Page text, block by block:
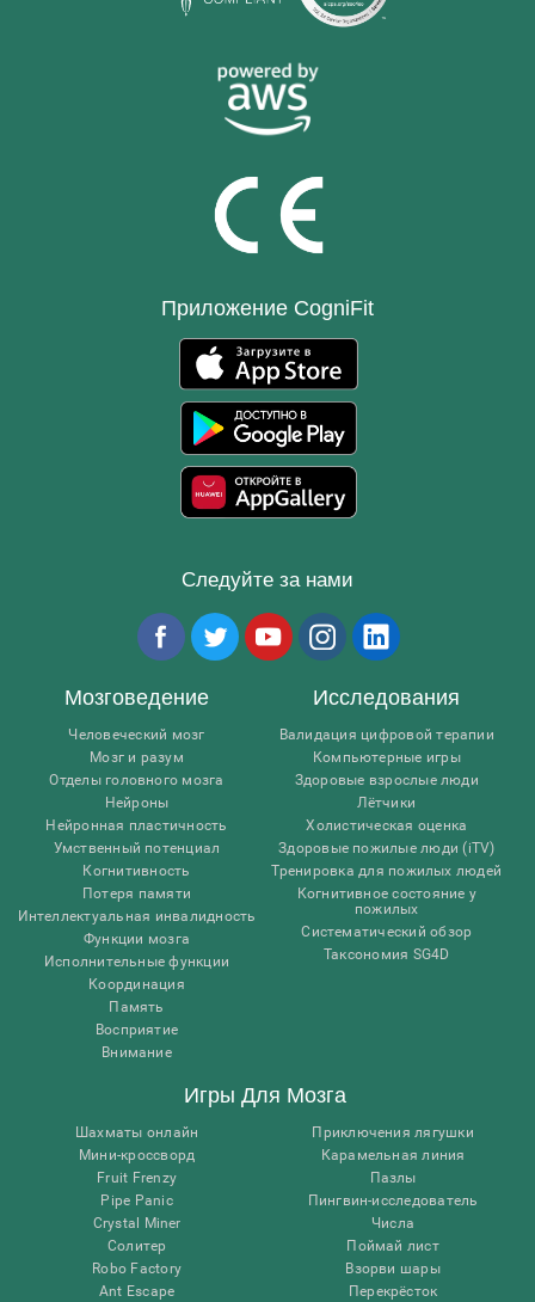
Приложение CogniFit
Следуйте за нами
Мозговедение
Человеческий мозг
Мозг и разум
Отделы головного мозга
Нейроны
Нейронная пластичность
Умственный потенциал
Когнитивность
Потеря памяти
Интеллектуальная инвалидность
Функции мозга
Исполнительные функции
Координация
Память
Восприятие
Внимание
Исследования
Валидация цифровой терапии
Компьютерные игры
Здоровые взрослые люди
Лётчики
Холистическая оценка
Здоровые пожилые люди (iTV)
Тренировка для пожилых людей
Когнитивное состояние у
пожилых
Систематический обзор
Таксономия SG4D
Игры Для Мозга
Шахматы онлайн
Мини-кроссворд
Fruit Frenzy
Pipe Panic
Crystal Miner
Солитер
Robo Factory
Ant Escape
Приключения лягушки
Карамельная линия
Пазлы
Пингвин-исследователь
Числа
Поймай лист
Взорви шары
Перекрёсток